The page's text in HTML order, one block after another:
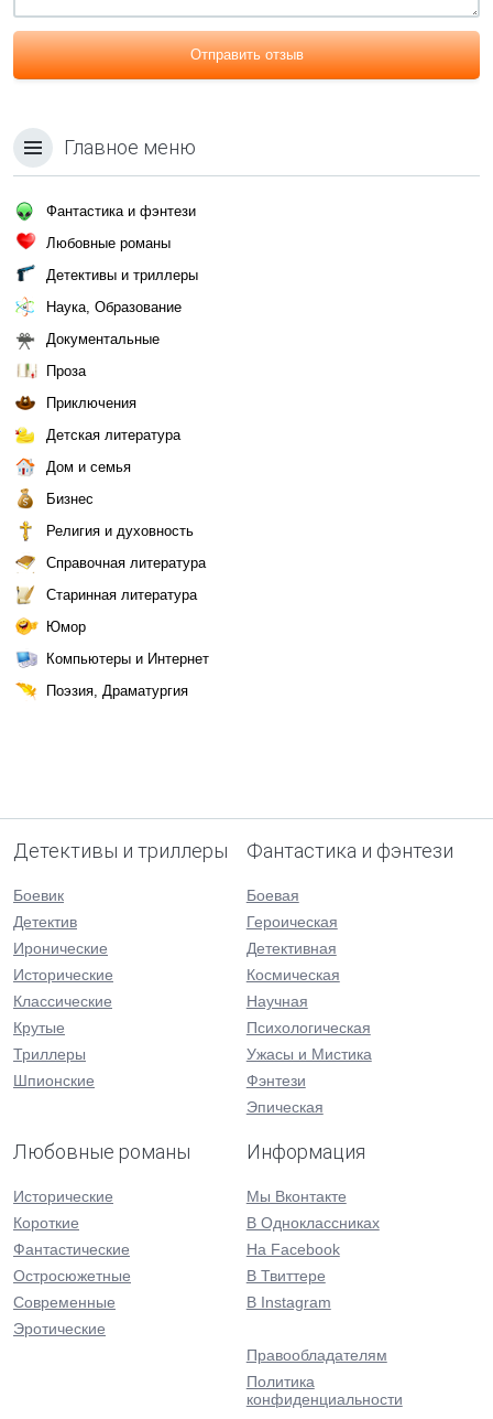
Отправить отзыв
Главное меню
Фантастика и фэнтези
Любовные романы
Детективы и триллеры
Наука, Образование
Документальные
Проза
Приключения
Детская литература
Дом и семья
Бизнес
Религия и духовность
Справочная литература
Старинная литература
Юмор
Компьютеры и Интернет
Поэзия, Драматургия
Детективы и триллеры
Боевик
Детектив
Иронические
Исторические
Классические
Крутые
Триллеры
Шпионские
Фантастика и фэнтези
Боевая
Героическая
Детективная
Космическая
Научная
Психологическая
Ужасы и Мистика
Фэнтези
Эпическая
Любовные романы
Исторические
Короткие
Фантастические
Остросюжетные
Современные
Эротические
Информация
Мы Вконтакте
В Одноклассниках
На Facebook
В Твиттере
В Instagram
Правообладателям
Политика
конфиденциальности